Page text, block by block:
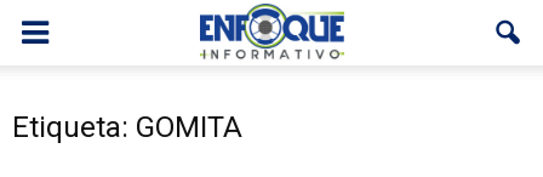
Etiqueta: GOMITA